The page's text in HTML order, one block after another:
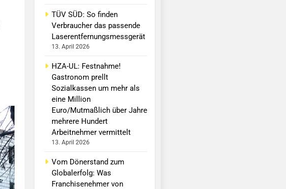
TÜV SÜD: So finden
Verbraucher das passende
Laserentfernungsmessgerät
13. April 2026
HZA-UL: Festnahme!
Gastronom prellt
Sozialkassen um mehr als
eine Million
Euro/Mutmaßlich über Jahre
mehrere Hundert
Arbeitnehmer vermittelt
13. April 2026
Vom Dönerstand zum
Globalerfolg: Was
Franchisenehmer von